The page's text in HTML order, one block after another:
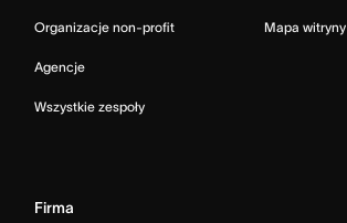
Organizacje non-profit
Agencje
Wszystkie zespoły
Mapa witryny
Firma